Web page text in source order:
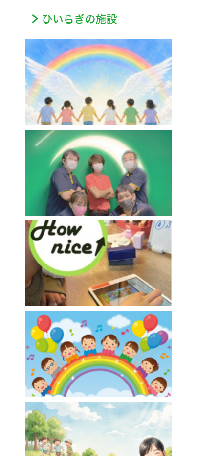
ああるまつりかレインボーウイング【放課後等
デイサービス】
ひいらぎ足立【訪問介護・居宅介護】
How nice（ハウ ナイス）!【放課後等デイサー
ビス】
ああるまつりかレインボー【児童発達支援】